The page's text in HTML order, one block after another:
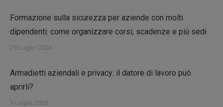
Formazione sulla sicurezza per aziende con molti
dipendenti: come organizzare corsi, scadenze e più sedi
25 Luglio 2026
Armadietti aziendali e privacy: il datore di lavoro può
aprirli?
9 Luglio 2026